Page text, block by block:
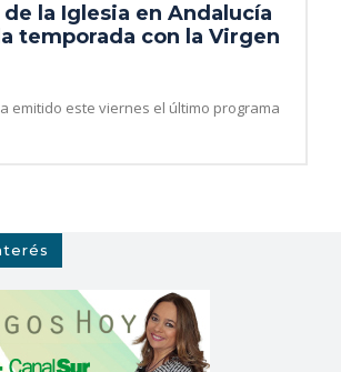
de la Iglesia en Andalucía
temporada con la Virgen
emitido este viernes el último programa